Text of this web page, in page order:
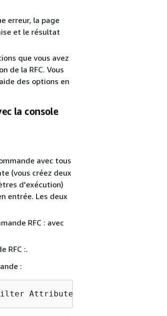
erreur, la page
et le résultat
que vous avez
de la RFC. Vous
des options en
la console
avec tous
(vous créez deux
d'exécution)
entrée. Les deux
RFC : avec
RFC :.
:
Attribute=ChangeTypeId,Value=